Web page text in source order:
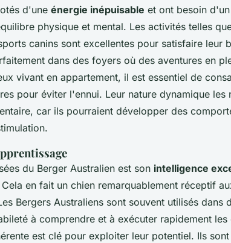
d'une énergie inépuisable et ont besoin d'un
physique et mental. Les activités telles
canins sont excellentes pour satisfaire leur
dans des foyers où des aventures en
vivant en appartement, il est essentiel de
pour éviter l'ennui. Leur nature dynamique les
car ils pourraient développer des
du Berger Australien est son intelligence
en fait un chien remarquablement réceptif
Bergers Australiens sont souvent utilisés dans
à comprendre et à exécuter rapidement les
est clé pour exploiter leur potentiel. Ils